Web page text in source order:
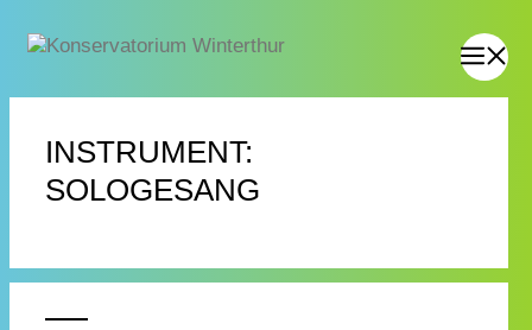
INSTRUMENT:
SOLOGESANG